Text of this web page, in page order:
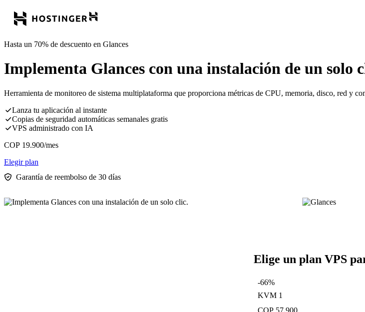
Hasta un 70% de descuento en Glances
Implementa Glances con una instalación de un solo
Herramienta de monitoreo de sistema multiplataforma que proporciona métricas de CPU, memoria, disco, red y
Lanza tu aplicación al instante
Copias de seguridad automáticas semanales gratis
VPS administrado con IA
COP 19.900/mes
Elegir plan
Garantía de reembolso de 30 días
Elige un plan VPS
-66%
KVM 1
COP 57.900